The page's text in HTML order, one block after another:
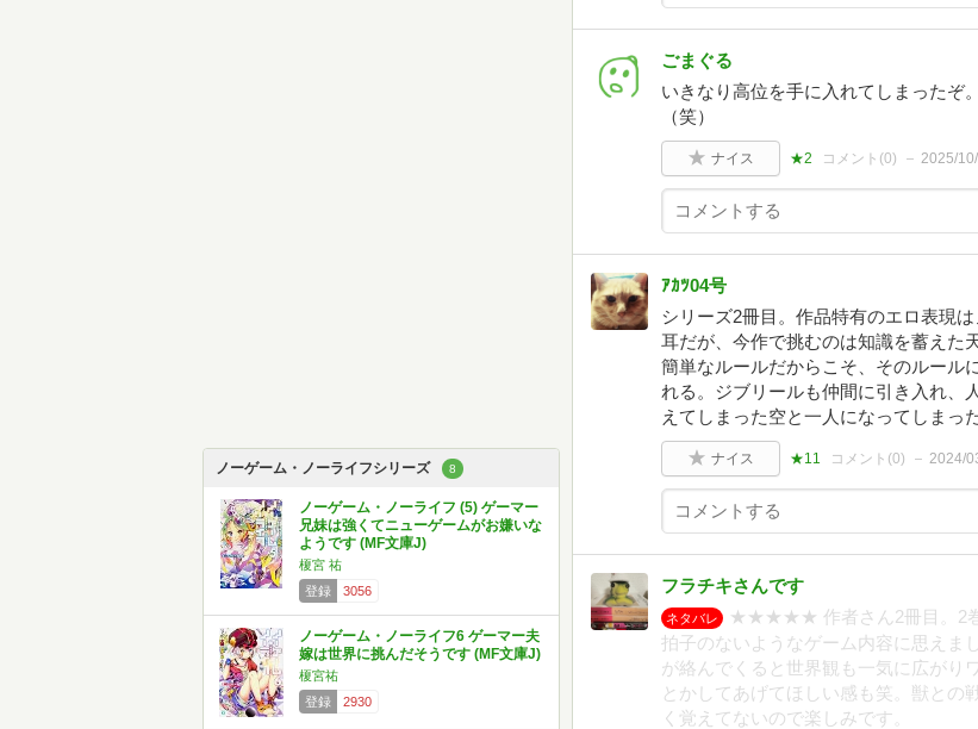
ノーゲーム・ノーライフシリーズ 8
ノーゲーム・ノーライフ (5) ゲーマー
兄妹は強くてニューゲームがお嫌いな
ようです (MF文庫J)
榎宮 祐
登録
3056
ノーゲーム・ノーライフ6 ゲーマー夫
嫁は世界に挑んだそうです (MF文庫J)
榎宮祐
登録
2930
ごまぐる
いきなり高位を手に入れてしまったぞ
（笑）
ナイス ★2 コメント(0) 2025/
ｱｶﾂ04号
シリーズ2冊目。作品特有のエロ表現
耳だが、今作で挑むのは知識を蓄えた
簡単なルールだからこそ、そのルール
れる。ジブリールも仲間に引き入れ、
えてしまった空と一人になってしまっ
ナイス ★11 コメント(0) 2024/
フラチキさんです
ネタバレ
★★★★★ 作者さん2冊目。2巻
拍子のないようなゲーム内容に思えま
が絡んでくると世界観も一気に広がり
とかしてあげてほしい感も笑。獣との
く覚えてないので楽しみです。